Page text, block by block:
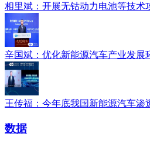
相里斌：开展无钴动力电池等技术
辛国斌：优化新能源汽车产业发展
王传福：今年底我国新能源汽车渗
数据